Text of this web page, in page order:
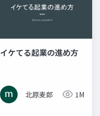
イケてる起業の進め方
北原麦郎 1M